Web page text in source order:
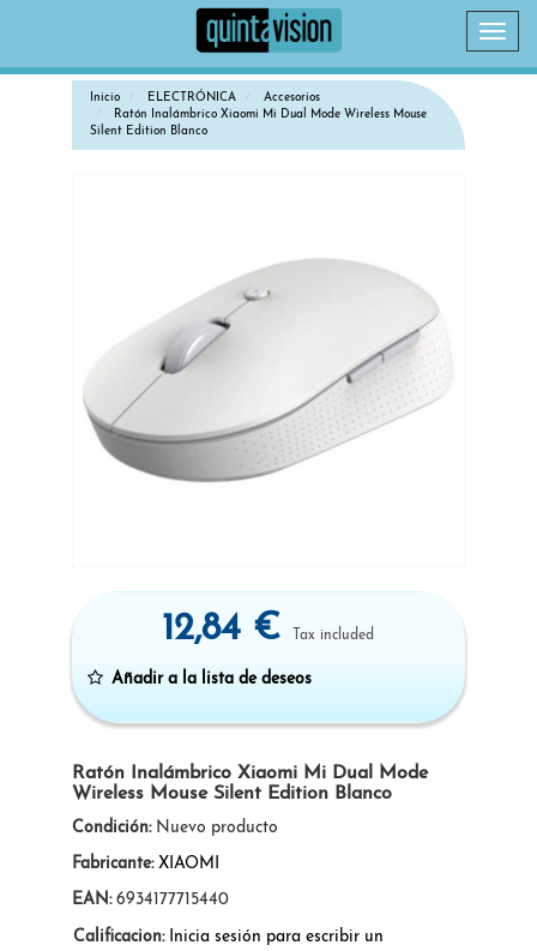
Inicio ELECTRÓNICA
Accesorios
Ratón Inalámbrico Xiaomi Mi Dual Mode Wireless Mouse
Silent Edition Blanco
Ratón Inalámbrico Xiaomi Mi Dual Mode
Wireless Mouse Silent Edition Blanco
Condición: Nuevo producto
Fabricante: XIAOMI
EAN: 6934177715440
Calificacion: Inicia sesión para escribir un
12,84 € Tax included
Añadir a la lista de deseos